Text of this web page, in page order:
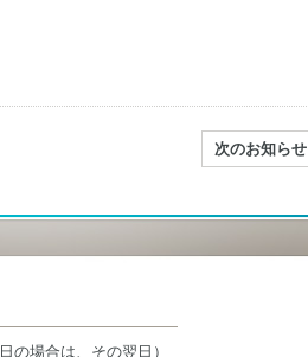
次のお知らせ
の場合は、その翌日）